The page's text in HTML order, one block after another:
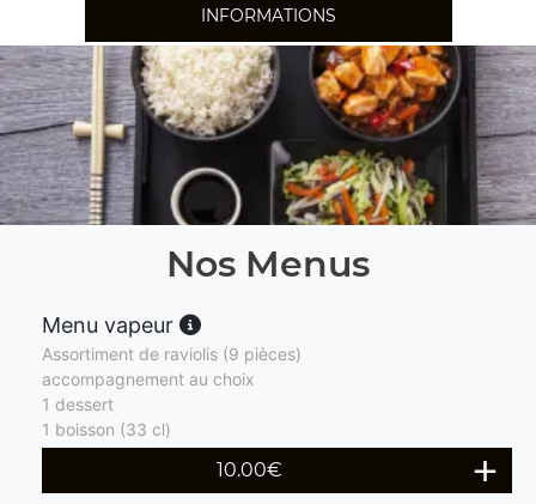
INFORMATIONS
Nos Menus
Menu vapeur
Assortiment de raviolis (9 pièces)
accompagnement au choix
1 dessert
1 boisson (33 cl)
10.00€